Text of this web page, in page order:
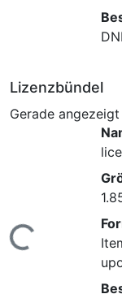
Lizenzbündel
Gerade angezeigt
Lade...